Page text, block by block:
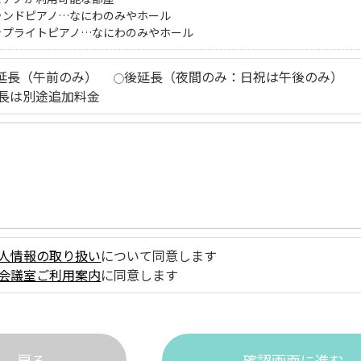
ンドピアノ…なにわのみやホール
プライトピアノ…なにわのみやホール
長（午前のみ）
後延長（夜間のみ：日祝は午後のみ）
は別途追加料金
情報の取り扱いについて同意します
議室ご利用案内に同意します